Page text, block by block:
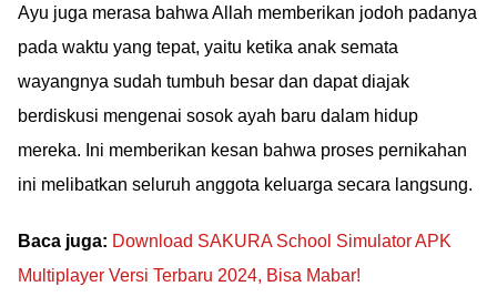
Ayu juga merasa bahwa Allah memberikan jodoh padanya
pada waktu yang tepat, yaitu ketika anak semata
wayangnya sudah tumbuh besar dan dapat diajak
berdiskusi mengenai sosok ayah baru dalam hidup
mereka. Ini memberikan kesan bahwa proses pernikahan
ini melibatkan seluruh anggota keluarga secara langsung.
Baca juga: Download SAKURA School Simulator APK
Multiplayer Versi Terbaru 2024, Bisa Mabar!